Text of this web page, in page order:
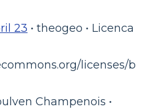
23 • theogeo • Licenca
licenses/b
Champenois •